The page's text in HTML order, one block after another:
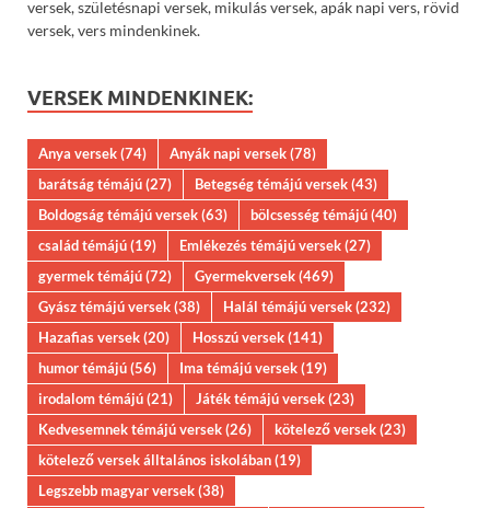
versek, születésnapi versek, mikulás versek, apák napi vers, rövid
versek, vers mindenkinek.
VERSEK MINDENKINEK:
Anya versek(74) Anyák napi versek(78)
barátság témájú(27) Betegség témájú versek(43)
Boldogság témájú versek(63) bölcsesség témájú(40)
család témájú(19) Emlékezés témájú versek(27)
gyermek témájú(72) Gyermekversek(469)
Gyász témájú versek(38) Halál témájú versek(232)
Hazafias versek(20) Hosszú versek(141)
humor témájú(56) Ima témájú versek(19)
irodalom témájú(21) Játék témájú versek(23)
Kedvesemnek témájú versek(26) kötelező versek(23)
kötelező versek álltalános iskolában(19)
Legszebb magyar versek(38)